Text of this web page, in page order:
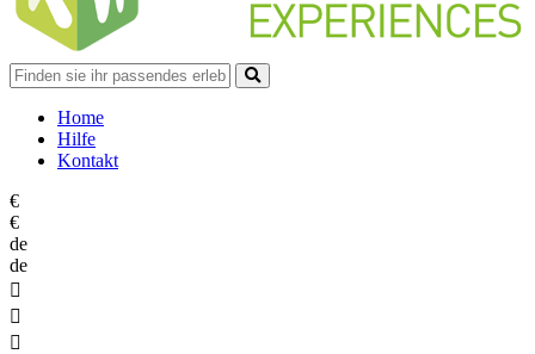
Home
Hilfe
Kontakt
€
€
de
de


